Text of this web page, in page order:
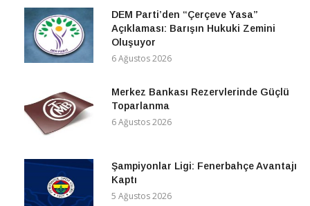
DEM Parti’den “Çerçeve Yasa”
Açıklaması: Barışın Hukuki Zemini
Oluşuyor
6 Ağustos 2026
Merkez Bankası Rezervlerinde Güçlü
Toparlanma
6 Ağustos 2026
Şampiyonlar Ligi: Fenerbahçe Avantajı
Kaptı
5 Ağustos 2026